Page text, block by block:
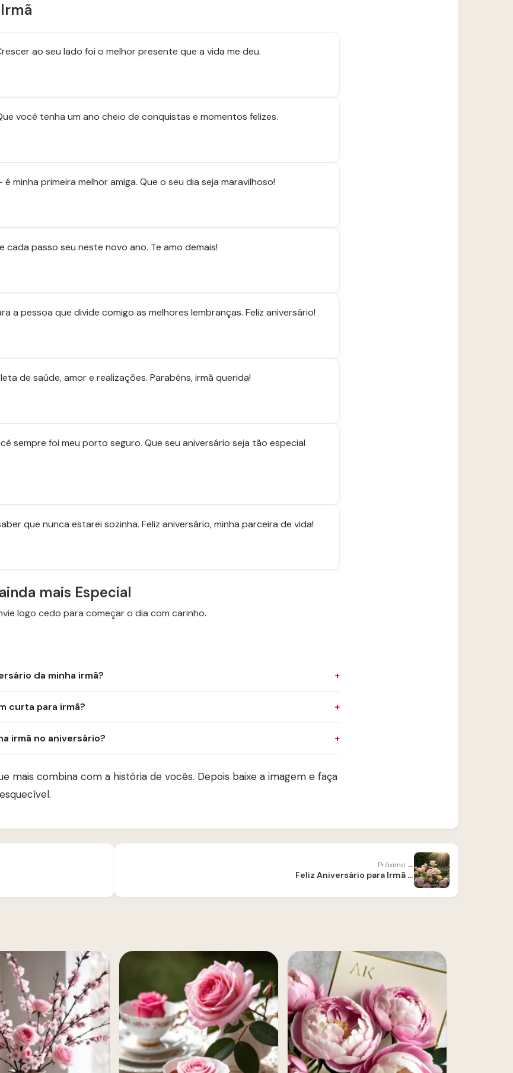
ao seu lado foi o melhor presente que a vida me deu.
você tenha um ano cheio de conquistas e momentos felizes.
minha primeira melhor amiga. Que o seu dia seja maravilhoso!
cada passo seu neste novo ano. Te amo demais!
a pessoa que divide comigo as melhores lembranças. Feliz aniversário!
de saúde, amor e realizações. Parabéns, irmã querida!
sempre foi meu porto seguro. Que seu aniversário seja tão especial
que nunca estarei sozinha. Feliz aniversário, minha parceira de vida!
mais Especial
logo cedo para começar o dia com carinho.
da minha irmã?
curta para irmã?
irmã no aniversário?
mais combina com a história de vocês. Depois baixe a imagem e faça
Próximo →
Feliz Aniversário para Irmã — Mensagens do Coração